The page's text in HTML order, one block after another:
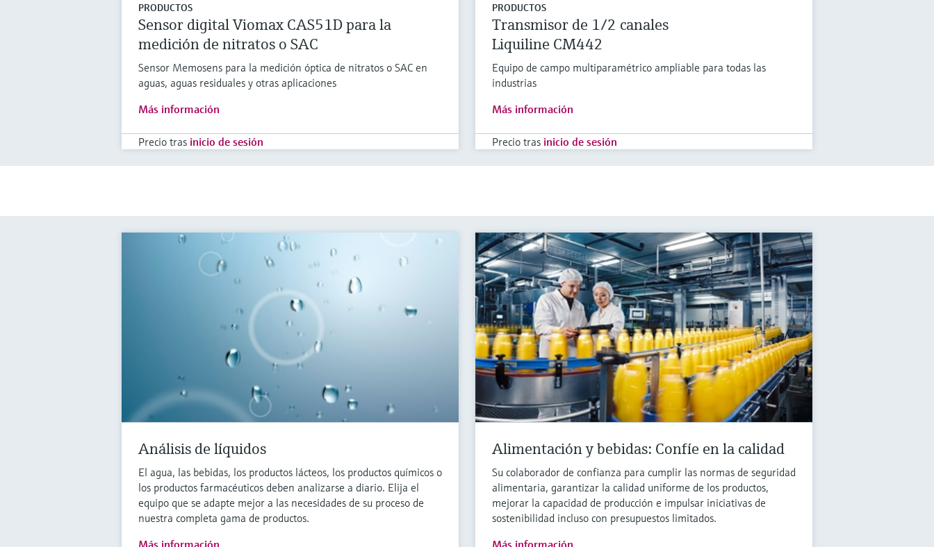
PRODUCTOS
Sensor digital Viomax CAS51D para la
medición de nitratos o SAC
Sensor Memosens para la medición óptica de nitratos o SAC en
aguas, aguas residuales y otras aplicaciones
Más información
Precio tras inicio de sesión
PRODUCTOS
Transmisor de 1/2 canales
Liquiline CM442
Equipo de campo multiparamétrico ampliable para todas las
industrias
Más información
Precio tras inicio de sesión
Análisis de líquidos
El agua, las bebidas, los productos lácteos, los productos químicos o
los productos farmacéuticos deben analizarse a diario. Elija el
equipo que se adapte mejor a las necesidades de su proceso de
nuestra completa gama de productos.
Más información
Alimentación y bebidas: Confíe en la calidad
Su colaborador de confianza para cumplir las normas de seguridad
alimentaria, garantizar la calidad uniforme de los productos,
mejorar la capacidad de producción e impulsar iniciativas de
sostenibilidad incluso con presupuestos limitados.
Más información